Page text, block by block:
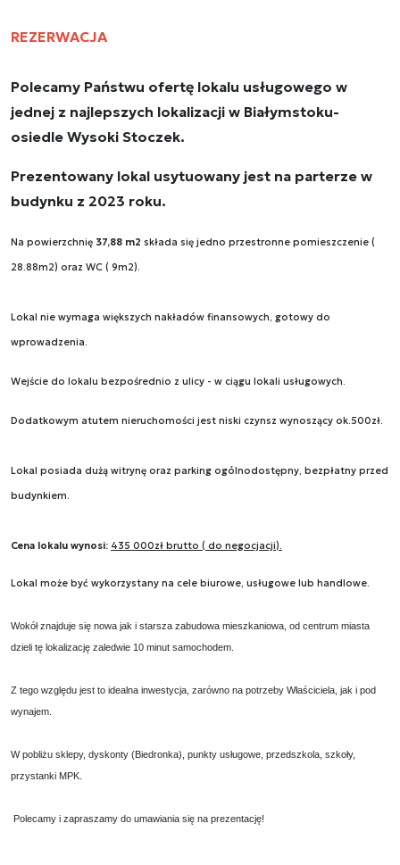
REZERWACJA
Polecamy Państwu ofertę lokalu usługowego w
jednej z najlepszych lokalizacji w Białymstoku-
osiedle Wysoki Stoczek.
Prezentowany lokal usytuowany jest na parterze w
budynku z 2023 roku.
Na powierzchnię 37,88 m2 składa się jedno przestronne pomieszczenie (
28.88m2) oraz WC ( 9m2).
Lokal nie wymaga większych nakładów finansowych, gotowy do
wprowadzenia.
Wejście do lokalu bezpośrednio z ulicy - w ciągu lokali usługowych.
Dodatkowym atutem nieruchomości jest niski czynsz wynoszący ok.500zł.
Lokal posiada dużą witrynę oraz parking ogólnodostępny, bezpłatny przed
budynkiem.
Cena lokalu wynosi: 435 000zł brutto ( do negocjacji).
Lokal może być wykorzystany na cele biurowe, usługowe lub handlowe.
Wokół znajduje się nowa jak i starsza zabudowa mieszkaniowa, od centrum miasta
dzieli tę lokalizację zaledwie 10 minut samochodem.
Z tego względu jest to idealna inwestycja, zarówno na potrzeby Właściciela, jak i pod
wynajem.
W pobliżu sklepy, dyskonty (Biedronka), punkty usługowe, przedszkola, szkoły,
przystanki MPK.
Polecamy i zapraszamy do umawiania się na prezentację!